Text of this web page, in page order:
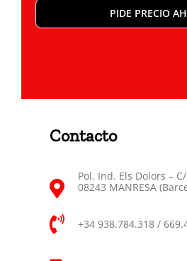
PIDE PRECIO
Contacto
Pol. Ind. Els Dolors –
08243 MANRESA
+34 938.784.318 /